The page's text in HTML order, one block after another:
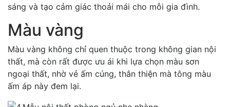
sáng và tạo cảm giác thoải mái cho mỗi gia đình.
Màu vàng
Màu vàng không chỉ quen thuộc trong không gian nội
thất, mà còn rất được ưu ái khi lựa chọn màu sơn
ngoại thất, nhờ vẻ ấm cúng, thân thiện mà tông màu
ấm áp này đem lại.